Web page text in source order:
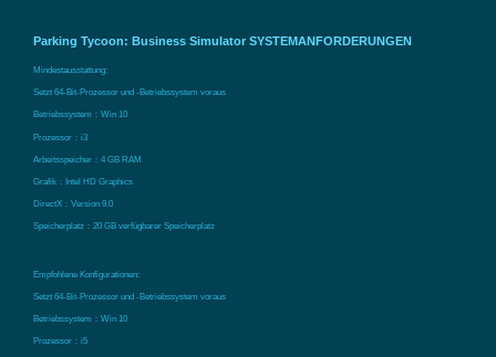
Parking Tycoon: Business Simulator SYSTEMANFORDERUNGEN
Mindestausstattung:
Setzt 64-Bit-Prozessor und -Betriebssystem voraus
Betriebssystem：Win 10
Prozessor：i3
Arbeitsspeicher：4 GB RAM
Grafik：Intel HD Graphics
DirectX：Version 9.0
Speicherplatz：20 GB verfügbarer Speicherplatz
Empfohlene Konfigurationen:
Setzt 64-Bit-Prozessor und -Betriebssystem voraus
Betriebssystem：Win 10
Prozessor：i5